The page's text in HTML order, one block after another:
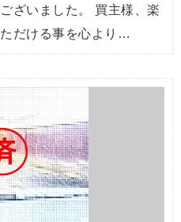
ざいました。 買主様、楽
だける事を心より…